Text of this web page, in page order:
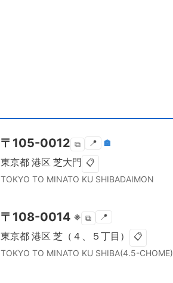
〒 105-0012 ⧉ 📍 🏣
東京都 港区 芝大門 📋
TOKYO TO MINATO KU SHIBADAIMON
〒 108-0014 ※ ⧉ 📍
東京都 港区 芝（４、５丁目） 📋
TOKYO TO MINATO KU SHIBA(4.5-CHOME)